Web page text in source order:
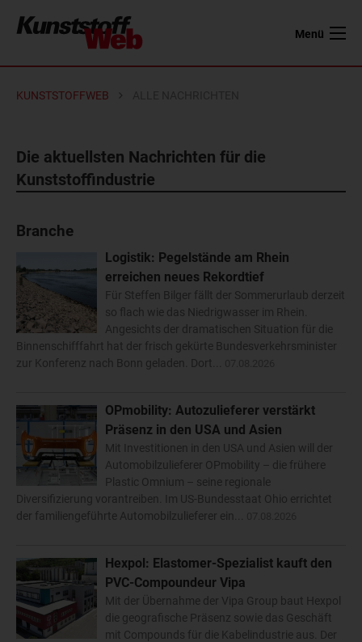
Menü
KUNSTSTOFFWEB
Die aktuellsten Nachrichten für die
Kunststoffindustrie
Branche
Logistik: Pegelstände am Rhein
erreichen neues Rekordtief
Für Steffen Bilger fällt der Sommerurlaub derzeit
so flach wie das Niedrigwasser im Rhein.
Angesichts der dramatischen Situation für die
Binnenschifffahrt hat der frisch gekürte Bundesverkehrsminister
zur Konferenz nach Bonn geladen. Dort...
OPmobility: Autozulieferer verstärkt
Präsenz in den USA und Asien
Mit Investitionen in den USA und Asien will der
Automobilzulieferer OPmobility – die frühere
Plastic Omnium – seine regionale
Diversifizierung vorantreiben. Im US-Bundesstaat Ohio errichtet
der familiengeführte Automobilzulieferer ein...
Hexpol: Elastomer-Spezialist kauft den
PVC-Compoundeur Vipa
Mit der Übernahme der Vipa Group baut Hexpol
die geografische Präsenz sowie das Geschäft
mit Compounds für die Kabelindustrie aus. Der